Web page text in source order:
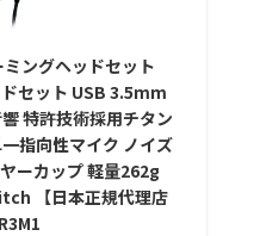
ングヘッドセット
セット USB 3.5mm
特許技術採用チタン
指向性マイク ノイズ
ーカップ 軽量262g
【日本正規代理店